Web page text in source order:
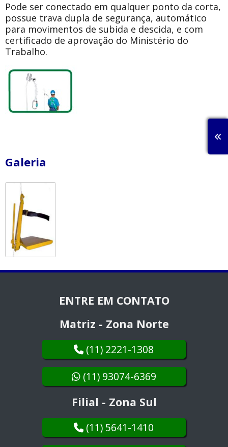
Pode ser conectado em qualquer ponto da corta,
possue trava dupla de segurança, automático
para movimentos de subida e descida, e com
certificado de aprovação do Ministério do
Trabalho.
Galeria
ENTRE EM CONTATO
Matriz - Zona Norte
(11) 2221-1308
(11) 93074-6369
Filial - Zona Sul
(11) 5641-1410